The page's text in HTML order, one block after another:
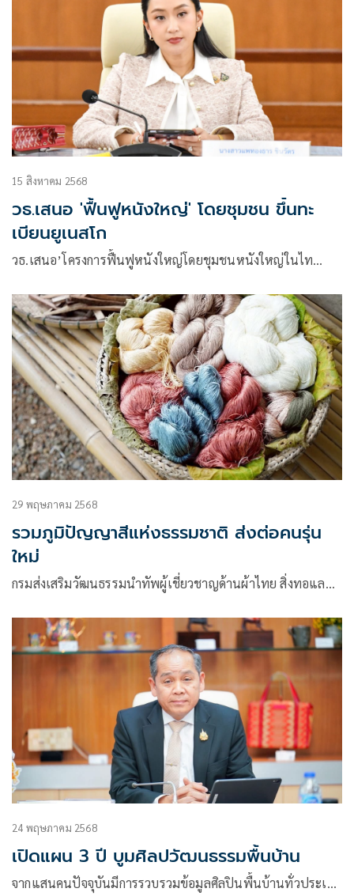
15 สิงหาคม 2568
วธ.เสนอ 'ฟื้นฟูหนังใหญ่' โดยชุมชน ขึ้นทะ
เบียนยูเนสโก
วธ.เสนอ’โครงการฟื้นฟูหนังใหญ่โดยชุมชนหนังใหญ่ในไท…
29 พฤษภาคม 2568
รวมภูมิปัญญาสีแห่งธรรมชาติ ส่งต่อคนรุ่น
ใหม่
กรมส่งเสริมวัฒนธรรมนำทัพผู้เชี่ยวชาญด้านผ้าไทย สิ่งทอแล…
24 พฤษภาคม 2568
เปิดแผน 3 ปี บูมศิลปวัฒนธรรมพื้นบ้าน
จากแสนคนปัจจุบันมีการรวบรวมข้อมูลศิลปินพื้นบ้านทั่วประเ…